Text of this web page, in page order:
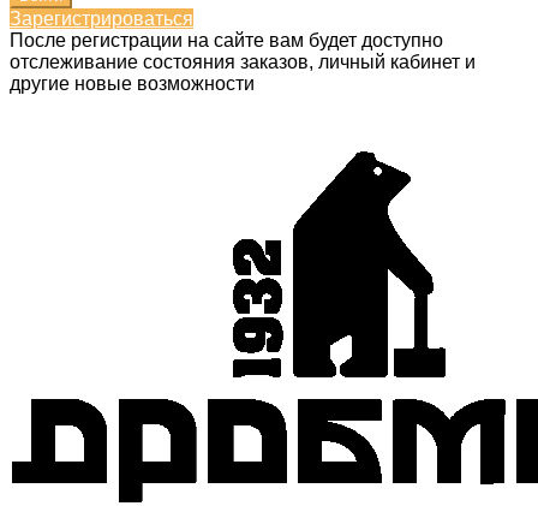
Зарегистрироваться
После регистрации на сайте вам будет доступно
отслеживание состояния заказов, личный кабинет и
другие новые возможности